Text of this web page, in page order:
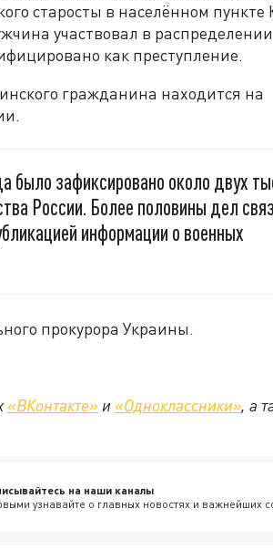
старосты в населённом пункте
участвовал в распределении
как преступление.
гражданина находится на
было зафиксировано около двух
России. Более половины дел
информации о военных
прокурора Украины.
«ВКонтакте» и «Одноклассники», а
на наши каналы
узнавайте о главных новостях и важнейших